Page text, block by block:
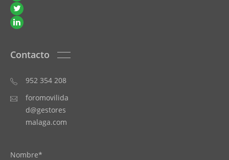
Contacto
952 354 208
foromovilida
d@gestores
malaga.com
Nombre*